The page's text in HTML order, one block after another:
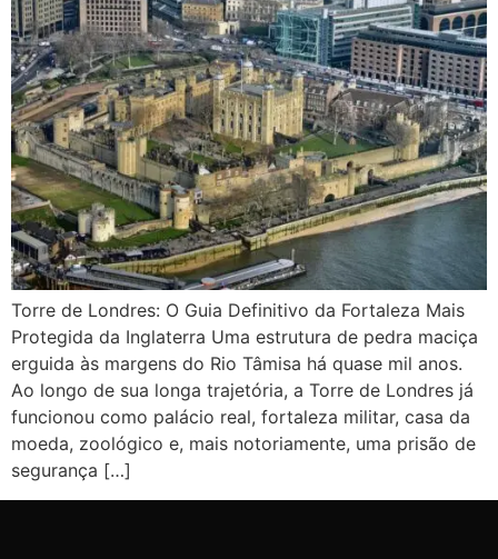
Torre de Londres: O Guia Definitivo da Fortaleza Mais
Protegida da Inglaterra Uma estrutura de pedra maciça
erguida às margens do Rio Tâmisa há quase mil anos.
Ao longo de sua longa trajetória, a Torre de Londres já
funcionou como palácio real, fortaleza militar, casa da
moeda, zoológico e, mais notoriamente, uma prisão de
segurança […]